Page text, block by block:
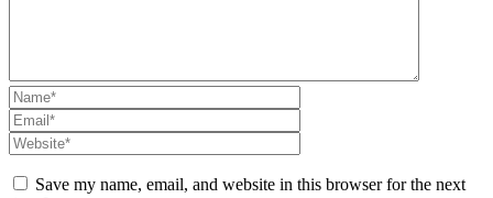
Save my name, email, and website in this browser for the next